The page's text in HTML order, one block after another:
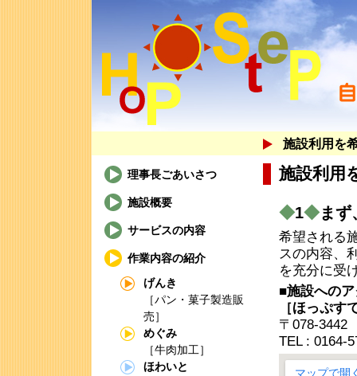
施設利用を
理事長ごあいさつ
施設概要
サービスの内容
作業内容の紹介
げんき
［パン・菓子製造販
売］
めぐみ
［牛肉加工］
ほわいと
施設利用
◆1◆ま
希望される
スの内容、
を充分に受
■施設への
［ほっぷす
〒078-3442
TEL : 0164-